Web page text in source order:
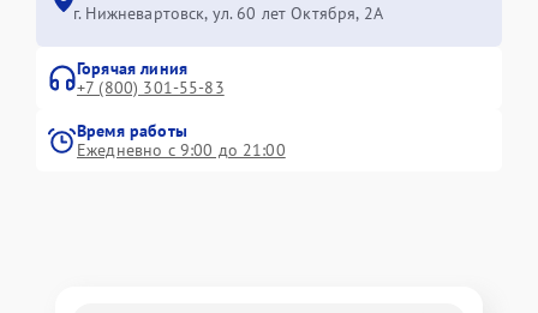
г. Нижневартовск, ул. 60 лет Октября, 2А
Горячая линия
+7 (800) 301-55-83
Время работы
Ежедневно с 9:00 до 21:00